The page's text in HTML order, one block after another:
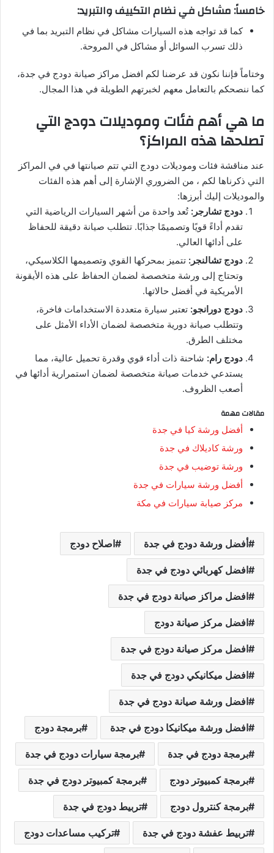
خامساً: مشاكل في نظام التكييف والتبريد:
كما قد تواجه هذه السيارات مشاكل في نظام التبريد بما في
ذلك تسرب السوائل أو مشاكل في المروحة.
وختاماً فإننا نكون قد عرضنا لكم افضل مراكز صيانة دودج في جدة،
كما ننصحكم بالتعامل معهم لخبرتهم الطويلة في هذا المجال.
ما هي أهم فئات وموديلات دودج التي
تصلحها هذه المراكز؟
عند مناقشة فئات وموديلات دودج التي تتم صيانتها في في المراكز
التي ذكرناها لكم ، من الضروري الإشارة إلى أهم هذه الفئات
والموديلات إليك أبرزها:
دودج تشارجر: تُعد واحدة من أشهر السيارات الرياضية التي
تقدم أداءً قويًا وتصميمًا جذابًا. تتطلب صيانة دقيقة للحفاظ
على أدائها العالي.
دودج تشالنجر: تتميز بمحركها القوي وتصميمها الكلاسيكي،
وتحتاج إلى ورشة متخصصة لضمان الحفاظ على هذه الأيقونة
الأمريكية في أفضل حالاتها.
دودج دورانجو: تعتبر سيارة متعددة الاستخدامات فاخرة،
وتتطلب صيانة دورية متخصصة لضمان الأداء الأمثل على
مختلف الطرق.
دودج رام: شاحنة ذات أداء قوي وقدرة تحميل عالية، مما
يستدعي خدمات صيانة متخصصة لضمان استمرارية أدائها في
أصعب الظروف.
مقالات مهمة
أفضل ورشة كيا في جدة
ورشة كاديلاك في جدة
ورشة توضيب في جدة
أفضل ورشة سيارات في جدة
مركز صيابة سيارات في مكة
أفضل ورشة دودج في جدة اصلاح دودج
افضل كهربائي دودج في جدة
افضل مراكز صيانة دودج في جدة
افضل مركز صيانة دودج
افضل مركز صيانة دودج في جدة
افضل ميكانيكي دودج في جدة
افضل ورشة صيانة دودج في جدة
افضل ورشة ميكانيكا دودج في جدة برمجة دودج
برمجة دودج في جدة برمجة سيارات دودج في جدة
برمجة كمبيوتر دودج برمجة كمبيوتر دودج في جدة
برمجة كنترول دودج تربيط دودج في جدة
تربيط عفشة دودج في جدة تركيب مساعدات دودج